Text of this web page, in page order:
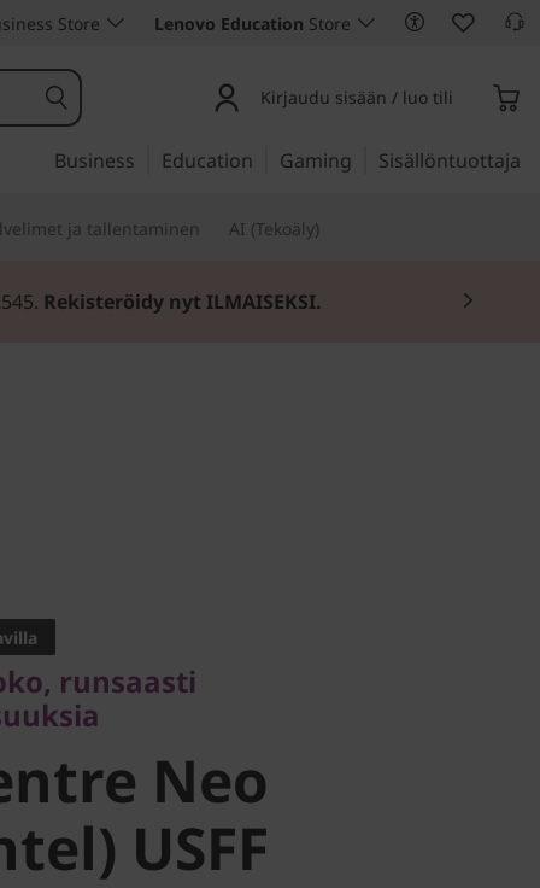
Store Lenovo Education Store
Kirjaudu sisään / luo tili
Business Education Gaming Sisällöntuottaja
ja tallentaminen AI (Tekoäly)
Rekisteröidy nyt ILMAISEKSI.
Neo
USFF
runsaasti
Neo
USFF